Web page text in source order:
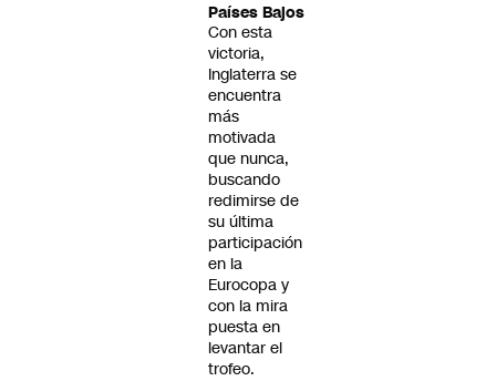
Países Bajos
Con esta
victoria,
Inglaterra se
encuentra
más
motivada
que nunca,
buscando
redimirse de
su última
participación
en la
Eurocopa y
con la mira
puesta en
levantar el
trofeo.